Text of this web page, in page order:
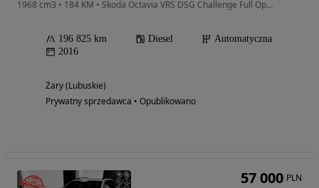
1968 cm3 • 184 KM • Skoda Octavia VRS DSG Challenge Full Opcja ASO Oryginalny Lakier
196 825 km Diesel
Automatyczna
2016
Żary (Lubuskie)
Prywatny sprzedawca • Opublikowano
57 000 PLN